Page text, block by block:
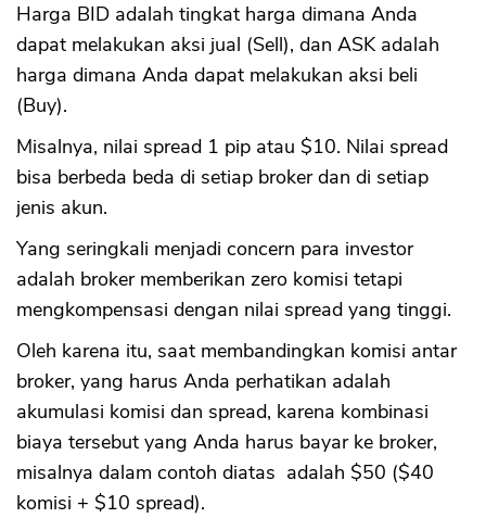
Harga BID adalah tingkat harga dimana Anda
dapat melakukan aksi jual (Sell), dan ASK adalah
harga dimana Anda dapat melakukan aksi beli
(Buy).
Misalnya, nilai spread 1 pip atau $10. Nilai spread
bisa berbeda beda di setiap broker dan di setiap
jenis akun.
Yang seringkali menjadi concern para investor
adalah broker memberikan zero komisi tetapi
mengkompensasi dengan nilai spread yang tinggi.
Oleh karena itu, saat membandingkan komisi antar
broker, yang harus Anda perhatikan adalah
akumulasi komisi dan spread, karena kombinasi
biaya tersebut yang Anda harus bayar ke broker,
misalnya dalam contoh diatas adalah $50 ($40
komisi + $10 spread).